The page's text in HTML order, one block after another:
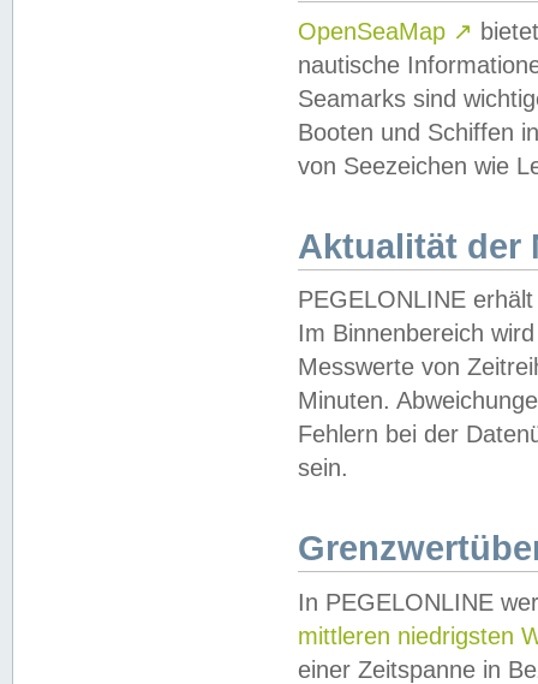
OpenSeaMap ↗
nautische
Seamarks sind
Booten und Schiffen
von Seezeichen wie
Aktualität der
PEGELONLINE
Im Binnenbereich
Messwerte von
Minuten.
Fehlern bei der
sein.
In PEGELONLINE
mittleren niedrigsten
einer Zeitspanne in